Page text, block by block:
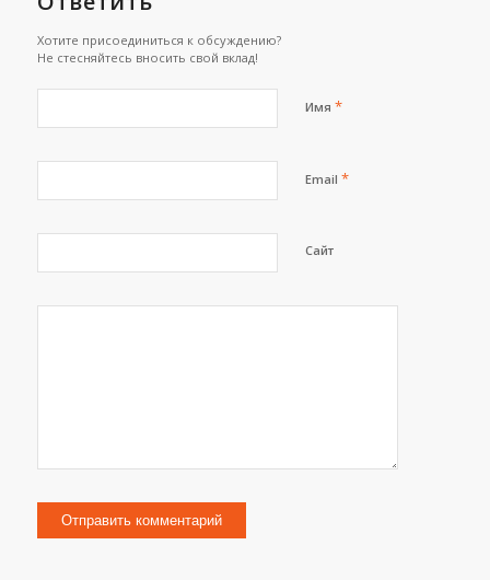
Хотите присоединиться к обсуждению?
Не стесняйтесь вносить свой вклад!
Имя *
Email *
Сайт